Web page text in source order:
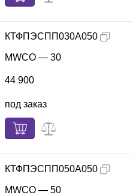
КТФПЭСПП030А050
MWCO — 30
44 900
под заказ
КТФПЭСПП050А050
MWCO — 50